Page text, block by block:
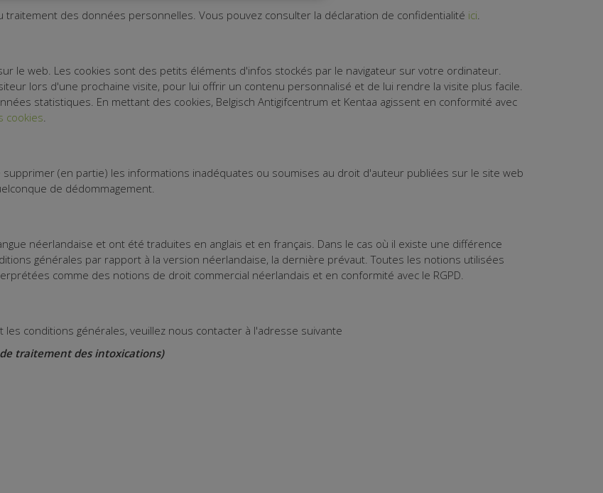
des données personnelles. Vous pouvez consulter la déclaration de confidentialité ici
le web. Les cookies sont des petits éléments d'infos stockés par le navigateur sur votre ordinateur.
lors d'une prochaine visite, pour lui offrir un contenu personnalisé et de lui rendre la visite plus facile.
statistiques. En mettant des cookies, Belgisch Antigifcentrum et Kentaa agissent en conformité avec
cookies
(en partie) les informations inadéquates ou soumises au droit d'auteur publiées sur le site web
de dédommagement.
néerlandaise et ont été traduites en anglais et en français. Dans le cas où il existe une différence
générales par rapport à la version néerlandaise, la dernière prévaut. Toutes les notions utilisées
comme des notions de droit commercial néerlandais et en conformité avec le RGPD.
conditions générales, veuillez nous contacter à l'adresse suivante
traitement des intoxications)